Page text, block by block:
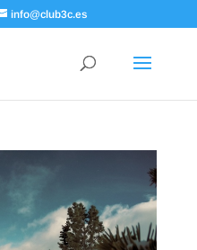
info@club3c.es